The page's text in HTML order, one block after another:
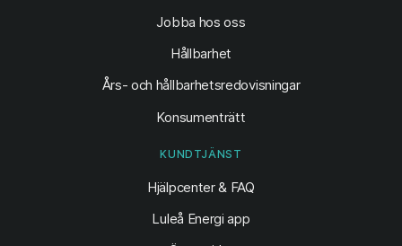
Jobba hos oss
Hållbarhet
Års- och hållbarhetsredovisningar
Konsumenträtt
KUNDTJÄNST
Hjälpcenter & FAQ
Luleå Energi app